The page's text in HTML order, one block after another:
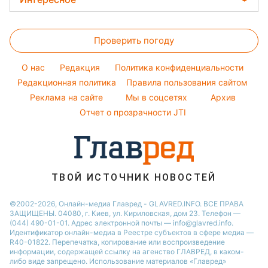
Алла Пугачева
Максим Галкин
Настя Каменских
Виталий Козловский
Потап
София Ротару
Новости Днепра
Новости Тернополя
Новости Житомира
Новости Одессы
Новости Харькова
Советы от Андре Тана
Женские стрижки
Окрашивание волос
Красивый маникюр
Салаты
Простые блюда
Легкие десерты
Напитки
Праздничное меню
Тесты по картинке
Оптические иллюзии
Народные приметы
Все о шоу-бизнесе
Проверить погоду
O нас Редакция
Политика конфиденциальности
Редакционная политика
Правила пользования сайтом
Реклама на сайте
Мы в соцсетях
Архив
Отчет о прозрачности JTI
ТВОЙ ИСТОЧНИК НОВОСТЕЙ
©2002-2026, Онлайн-медиа Главред - GLAVRED.INFO. ВСЕ ПРАВА
ЗАЩИЩЕНЫ. 04080, г. Киев, ул. Кириловская, дом 23. Телефон —
(044) 490-01-01. Адрес электронной почты — info@glavred.info.
Идентификатор онлайн-медиа в Реестре cубъектов в сфере медиа —
R40-01822. Перепечатка, копирование или воспроизведение
информации, содержащей ссылку на агенство ГЛАВРЕД, в каком-
либо виде запрещено. Использование материалов «Главред»